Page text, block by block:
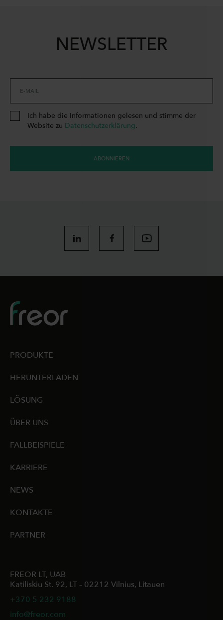
NEWSLETTER
E-MAIL
Ich habe die Informationen gelesen und stimme der
Website zu Datenschutzerklärung.
ABONNIEREN
FREOR LT, UAB
Katiliskiu St. 92, LT – 02212 Vilnius, Litauen
+370 5 232 9188
info@freor.com
PRODUKTE
HERUNTERLADEN
LÖSUNG
ÜBER UNS
FALLBEISPIELE
KARRIERE
NEWS
KONTAKTE
PARTNER